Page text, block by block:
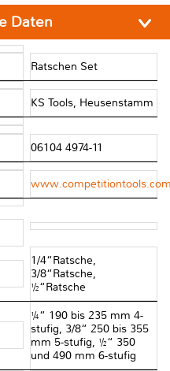
Daten
Ratschen Set
KS Tools, Heusenstamm
06104 4974-11
1/4“Ratsche,
3/8“Ratsche,
½“Ratsche
¼“ 190 bis 235 mm 4-
stufig, 3/8“ 250 bis 355
mm 5-stufig, ½“ 350
und 490 mm 6-stufig